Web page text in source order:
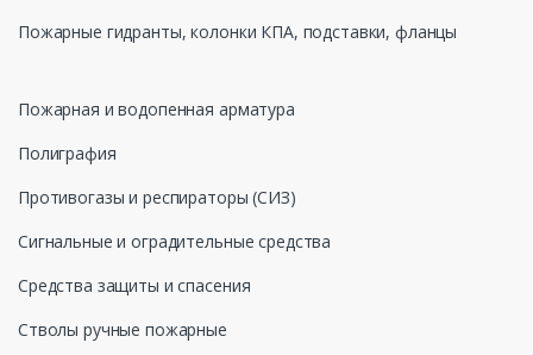
Пожарные гидранты, колонки КПА, подставки, фланцы
Пожарная и водопенная арматура
Полиграфия
Противогазы и респираторы (СИЗ)
Сигнальные и оградительные средства
Средства защиты и спасения
Стволы ручные пожарные